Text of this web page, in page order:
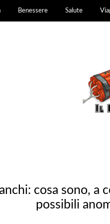
Benessere Salute
cosa sono, a
possibili